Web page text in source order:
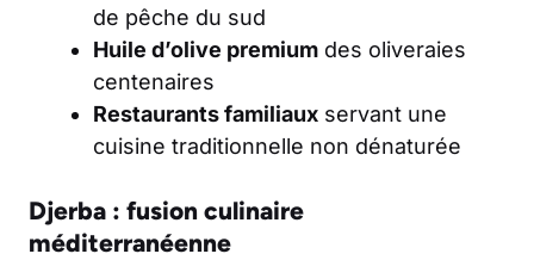
de pêche du sud
Huile d’olive premium des oliveraies
centenaires
Restaurants familiaux servant une
cuisine traditionnelle non dénaturée
Djerba : fusion culinaire
méditerranéenne